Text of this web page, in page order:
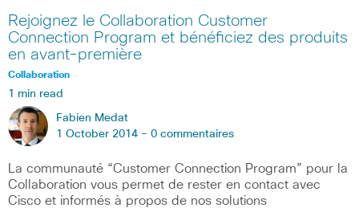
Rejoignez le Collaboration Customer
Connection Program et bénéficiez des produits
en avant-première
Collaboration
1 min read
Fabien Medat
1 October 2014 - 0 commentaires
La communauté “Customer Connection Program” pour la
Collaboration vous permet de rester en contact avec
Cisco et informés à propos de nos solutions